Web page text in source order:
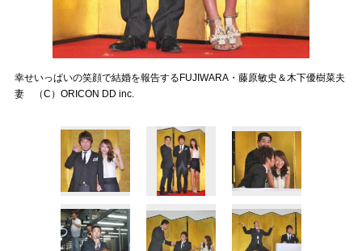
幸せいっぱいの笑顔で結婚を報告するFUJIWARA・藤原敏史＆木下優樹菜夫
妻 （C）ORICON DD inc.